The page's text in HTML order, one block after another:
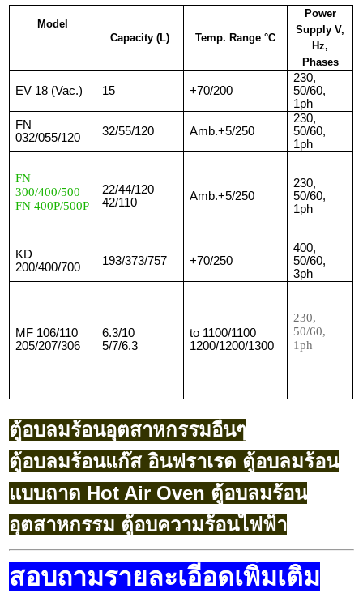
Model
Capacity (L)
Temp. Range °C
Power
Supply V,
Hz,
Phases
EV 18 (Vac.) 15 +70/200
230,
50/60,
1ph
FN
032/055/120
32/55/120 Amb.+5/250
230,
50/60,
1ph
FN
300/400/500
FN 400P/500P
22/44/120
42/110
Amb.+5/250
230,
50/60,
1ph
KD
200/400/700
193/373/757 +70/250
400,
50/60,
3ph
MF 106/110
205/207/306
6.3/10
5/7/6.3
to 1100/1100
1200/1200/1300
230,
50/60,
1ph
ตู้อบลมร้อนอุตสาหกรรมอื่นๆ
ตู้อบลมร้อนแก๊ส อินฟราเรด ตู้อบลมร้อน
แบบถาด Hot Air Oven ตู้อบลมร้อน
อุตสาหกรรม ตู้อบความร้อนไฟฟ้า
สอบถามรายละเอีอดเพิ่มเติม